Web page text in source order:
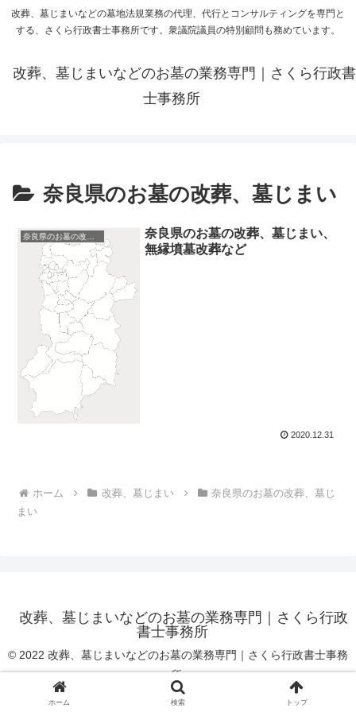
改葬、墓じまいなどの墓地法規業務の代理、代行とコンサルティングを専門と
する、さくら行政書士事務所です。衆議院議員の特別顧問も務めています。
改葬、墓じまいなどのお墓の業務専門｜さくら行政書
士事務所
奈良県のお墓の改葬、墓じまい
奈良県のお墓の改葬、墓じまい、
無縁墳墓改葬など
2020.12.31
ホーム 改葬、墓じまい
奈良県のお墓の改葬、墓じ
まい
改葬、墓じまいなどのお墓の業務専門｜さくら行政
書士事務所
© 2022 改葬、墓じまいなどのお墓の業務専門｜さくら行政書士事務
所.
ホーム 検索 トップ